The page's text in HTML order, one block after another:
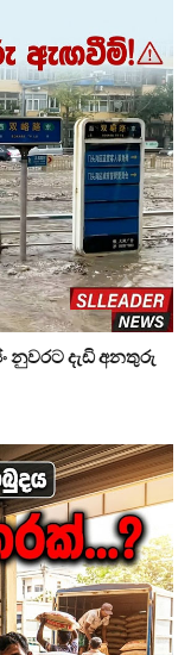
නුවරට දැඩි අනතුරු